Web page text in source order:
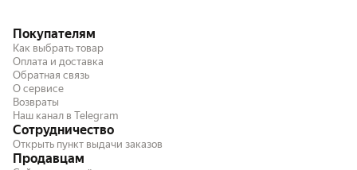
Покупателям
Как выбрать товар
Оплата и доставка
Обратная связь
О сервисе
Возвраты
Наш канал в Telegram
Сотрудничество
Открыть пункт выдачи заказов
Продавцам